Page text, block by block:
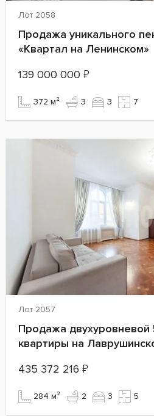
Лот 2058
Продажа уникального
«Квартал на Ленинском»
139 000 000 ₽
372 м² 3 3 7
Лот 2057
Продажа двухуровневой
квартиры на
435 372 216 ₽
284 м² 2 3 5